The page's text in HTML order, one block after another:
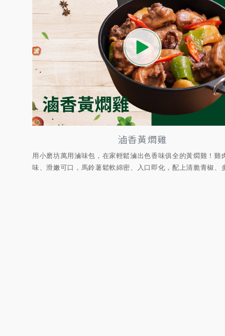
滷香黃燜雞
用小磨坊萬用滷味包，在家輕鬆滷出色香味俱全的黃燜雞！雞
味、滑嫩可口，馬鈴薯鬆軟綿密、入口即化，配上清脆青椒、